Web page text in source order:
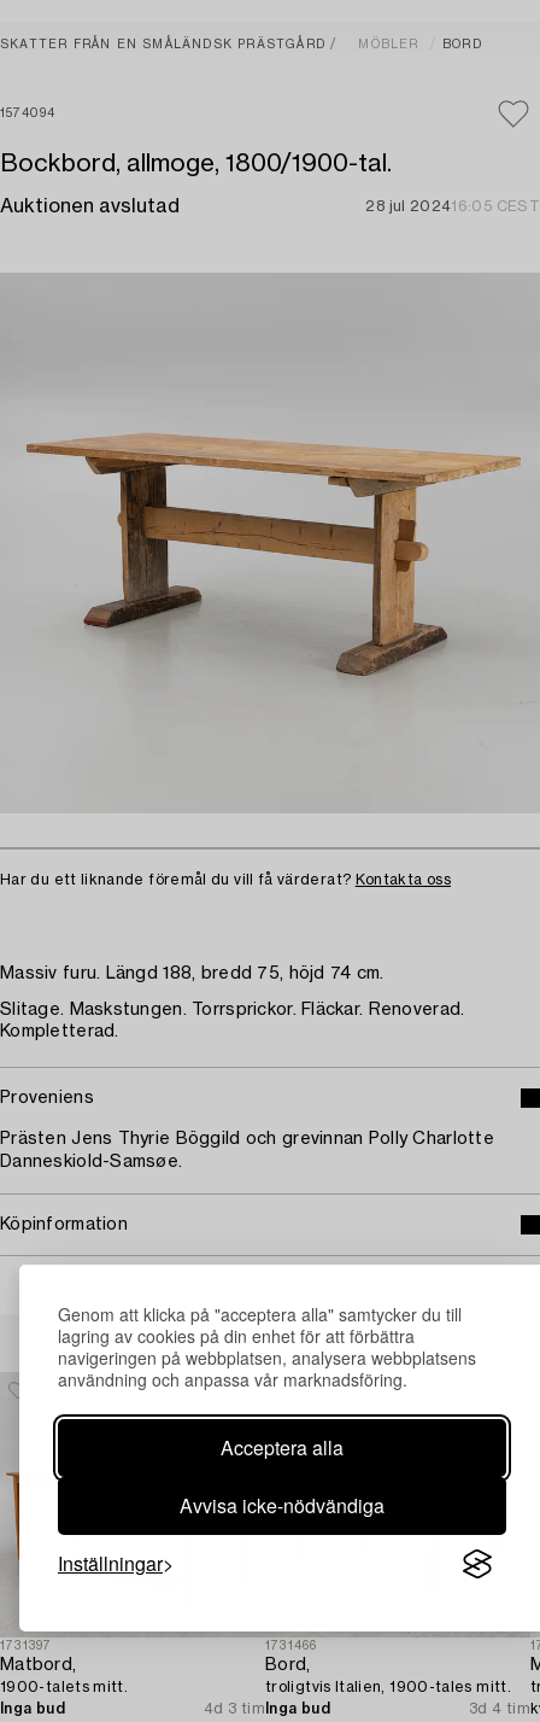
Genom att klicka på "acceptera alla" samtycker du till
lagring av cookies på din enhet för att förbättra
navigeringen på webbplatsen, analysera webbplatsens
användning och anpassa vår marknadsföring.
Acceptera alla
Avvisa icke-nödvändiga
Inställningar
SKATTER FRÅN EN SMÅLÄNDSK PRÄSTGÅRD MÖBLER BORD
1574094
Bockbord, allmoge, 1800/1900-tal.
Auktionen avslutad 28 jul 202416:05 CEST
Har du ett liknande föremål du vill få värderat? Kontakta oss
Massiv furu. Längd 188, bredd 75, höjd 74 cm.
Slitage. Maskstungen. Torrsprickor. Fläckar. Renoverad.
Kompletterad.
Proveniens
Prästen Jens Thyrie Böggild och grevinnan Polly Charlotte
Danneskiold-Samsøe.
Köpinformation
Andra har även tittat på
1731397
Matbord,
1900-talets mitt.
Inga bud
4d 3 tim
1731466
Bord,
troligtvis Italien, 1900-tales mitt.
Inga bud
3d 4 tim